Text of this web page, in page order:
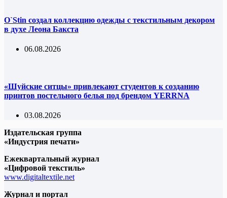
O`Stin создал коллекцию одежды с текстильным декором
в духе Леона Бакста
06.08.2026
«Шуйские ситцы» привлекают студентов к созданию
принтов постельного белья под брендом YERRNA
03.08.2026
Издательская группа
«Индустрия печати»
Ежеквартальный журнал
«Цифровой текстиль»
www.digitaltextile.net
Журнал и портал